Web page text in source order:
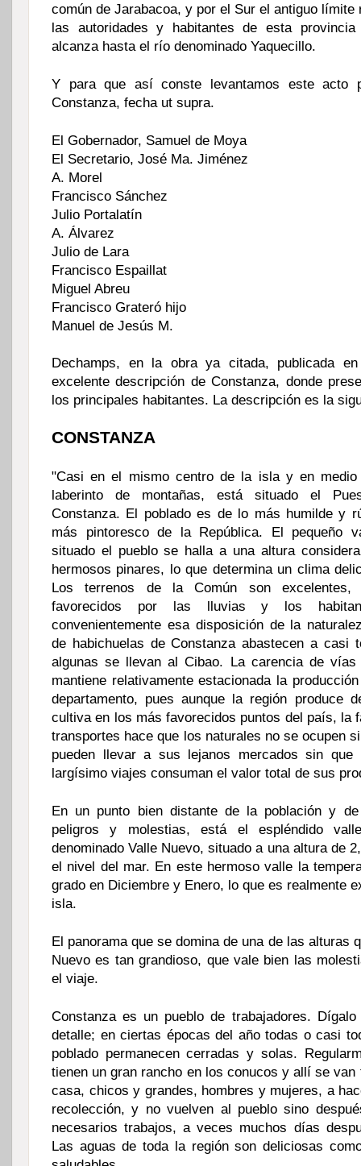
común de Jarabacoa, y por el Sur el antiguo límite
las autoridades y habitantes de esta
alcanza hasta el río denominado Yaquecillo.
Y para que así conste levantamos este acto
Constanza, fecha ut supra.
El Gobernador, Samuel de Moya
El Secretario, José Ma. Jiménez
A. Morel
Francisco Sánchez
Julio Portalatín
A. Álvarez
Julio de Lara
Francisco Espaillat
Miguel Abreu
Francisco Grateró hijo
Manuel de Jesús M.
Dechamps, en la obra ya citada, publicada
excelente descripción de Constanza, donde
los principales habitantes. La descripción es la
CONSTANZA
"Casi en el mismo centro de la isla y en medio
laberinto de montañas, está situado el
Constanza. El poblado es de lo más humilde y
más pintoresco de la República. El pequeño
situado el pueblo se halla a una altura
hermosos pinares, lo que determina un clima
Los terrenos de la Común son excelentes,
favorecidos por las lluvias y los
convenientemente esa disposición de la
de habichuelas de Constanza abastecen a casi
algunas se llevan al Cibao. La carencia de vías
mantiene relativamente estacionada la
departamento, pues aunque la región produce
cultiva en los más favorecidos puntos del país, la
transportes hace que los naturales no se ocupen
pueden llevar a sus lejanos mercados sin que
largísimo viajes consuman el valor total de sus
En un punto bien distante de la población y
peligros y molestias, está el espléndido
denominado Valle Nuevo, situado a una altura de
el nivel del mar. En este hermoso valle la
grado en Diciembre y Enero, lo que es realmente
isla.
El panorama que se domina de una de las alturas
Nuevo es tan grandioso, que vale bien las
el viaje.
Constanza es un pueblo de trabajadores.
detalle; en ciertas épocas del año todas o casi
poblado permanecen cerradas y solas.
tienen un gran rancho en los conucos y allí se van
casa, chicos y grandes, hombres y mujeres, a
recolección, y no vuelven al pueblo sino
necesarios trabajos, a veces muchos días
Las aguas de toda la región son deliciosas